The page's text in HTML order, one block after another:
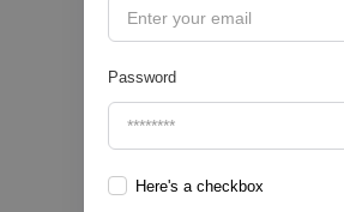
Password
Here's a checkbox